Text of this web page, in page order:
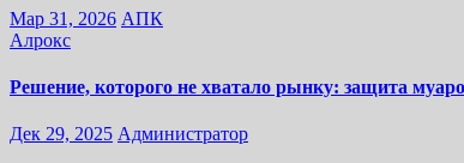
Мар 31, 2026 АПК
Алрокс
Решение, которого не хватало рынку: защита
Дек 29, 2025 Администратор